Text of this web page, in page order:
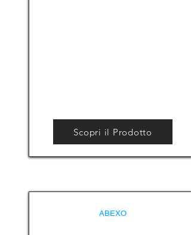
Scopri il Prodotto
ABEXO